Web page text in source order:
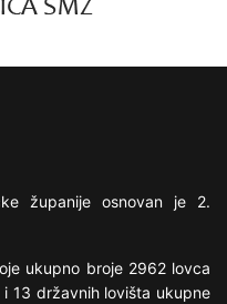
županije osnovan je 2.
ukupno broje 2962 lovca
13 državnih lovišta ukupne